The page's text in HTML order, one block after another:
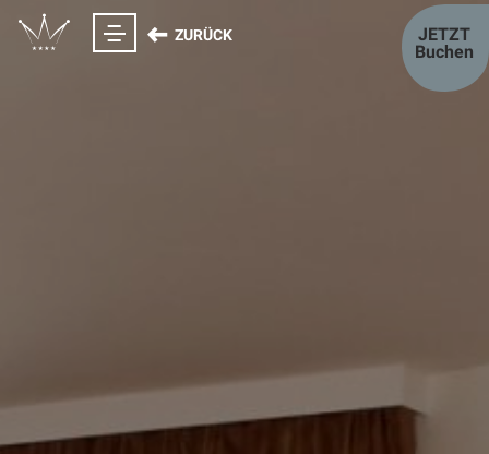
ZURÜCK
JETZT
Buchen